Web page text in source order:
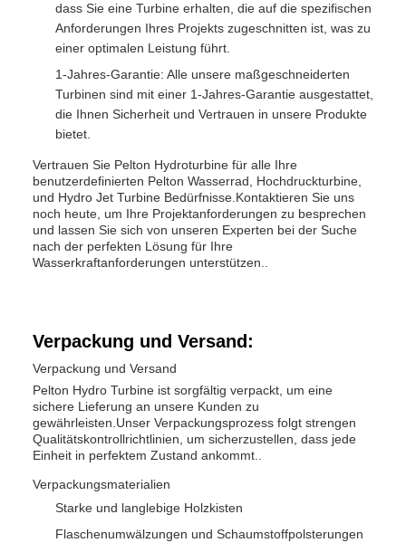
dass Sie eine Turbine erhalten, die auf die spezifischen
Anforderungen Ihres Projekts zugeschnitten ist, was zu
einer optimalen Leistung führt.
1-Jahres-Garantie: Alle unsere maßgeschneiderten
Turbinen sind mit einer 1-Jahres-Garantie ausgestattet,
die Ihnen Sicherheit und Vertrauen in unsere Produkte
bietet.
Vertrauen Sie Pelton Hydroturbine für alle Ihre
benutzerdefinierten Pelton Wasserrad, Hochdruckturbine,
und Hydro Jet Turbine Bedürfnisse.Kontaktieren Sie uns
noch heute, um Ihre Projektanforderungen zu besprechen
und lassen Sie sich von unseren Experten bei der Suche
nach der perfekten Lösung für Ihre
Wasserkraftanforderungen unterstützen..
Verpackung und Versand:
Verpackung und Versand
Pelton Hydro Turbine ist sorgfältig verpackt, um eine
sichere Lieferung an unsere Kunden zu
gewährleisten.Unser Verpackungsprozess folgt strengen
Qualitätskontrollrichtlinien, um sicherzustellen, dass jede
Einheit in perfektem Zustand ankommt..
Verpackungsmaterialien
Starke und langlebige Holzkisten
Flaschenumwälzungen und Schaumstoffpolsterungen